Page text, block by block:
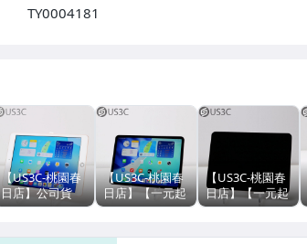
TY0004181
【US3C-桃園春
日店】公司貨
Apple iPad 8
吋 A12 仿生晶片
【US3C-桃園春
日店】【一元起
標】公司貨
11吋 第1代 64G
【US3C-桃園春
日店】【一元起
標】公司貨
11吋 第2代